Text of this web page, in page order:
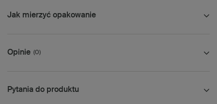
Jak mierzyć opakowanie
Opinie (0)
Pytania do produktu